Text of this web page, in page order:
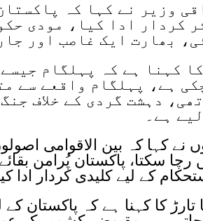
وزیر نے کہا کہ
کردار ادا کیا، مودی
بھارت ایک غاصب اور
کہنا ہے کہ پہلگام
ہے، پہلگام واقعے سے
دہشت گردی کے خلاف
ہے۔
نے کہا کہ بین الاقوامی
رچا سکتا، پاکستان پُرامن
کے لیے کلیدی کردار ادا
تارڑ کا کہنا ہے کہ پاکستان